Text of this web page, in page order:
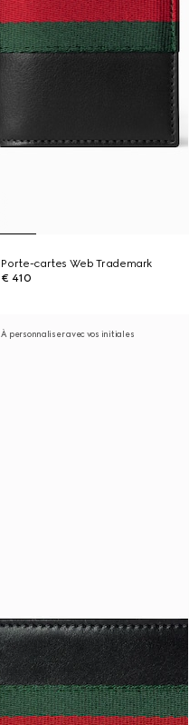
Porte-cartes Web Trademark
€ 410
À personnaliser avec vos initiales